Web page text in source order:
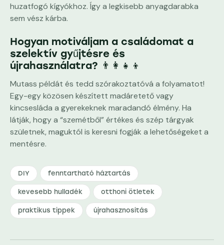
huzatfogó kígyókhoz. Így a legkisebb anyagdarabka
sem vész kárba.
Hogyan motiváljam a családomat a
szelektív gyűjtésre és
újrahasználatra? 👨‍👩‍👧‍👦
Mutass példát és tedd szórakoztatóvá a folyamatot!
Egy-egy közösen készített madáretető vagy
kincsesláda a gyerekeknek maradandó élmény. Ha
látják, hogy a “szemétből” értékes és szép tárgyak
születnek, maguktól is keresni fogják a lehetőségeket a
mentésre.
DIY fenntartható háztartás
kevesebb hulladék otthoni ötletek
praktikus tippek újrahasznosítás